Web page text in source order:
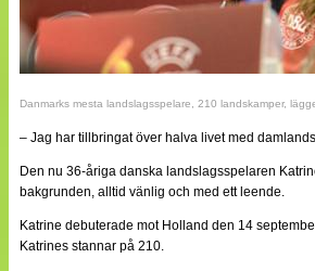
Danmarks mesta landslagsspelare, 210 landskamper,
– Jag har tillbringat över halva livet med
Den nu 36-åriga danska landslagsspelaren
bakgrunden, alltid vänlig och med ett leende.
Katrine debuterade mot Holland den 14
Katrines stannar på 210.